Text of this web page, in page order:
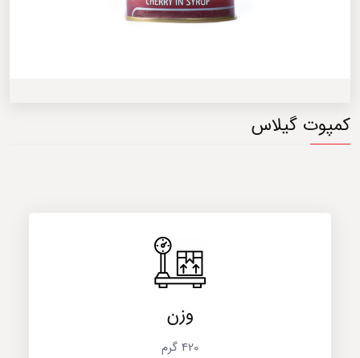
کمپوت گیلاس
وزن
420 گرم